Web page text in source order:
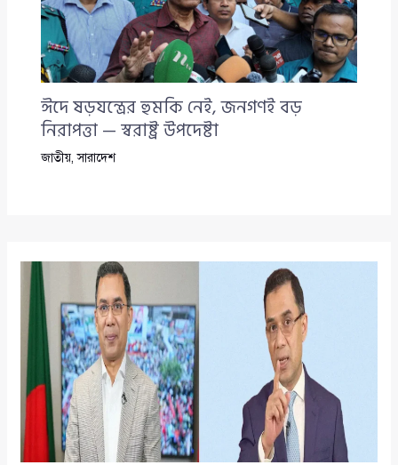
ঈদে ষড়যন্ত্রের হুমকি নেই, জনগণই বড়
নিরাপত্তা — স্বরাষ্ট্র উপদেষ্টা
জাতীয়,সারাদেশ